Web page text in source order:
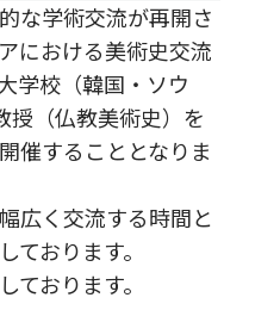
な学術交流が再開さ
における美術史交流
学校（韓国・ソウ
授（仏教美術史）を
催することとなりま
広く交流する時間と
ております。
ております。